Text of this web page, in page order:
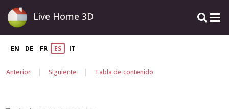
Live Home 3D
EN DE FR ES IT
Anterior | Siguiente | Tabla de contenido